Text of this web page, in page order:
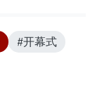
#开幕式